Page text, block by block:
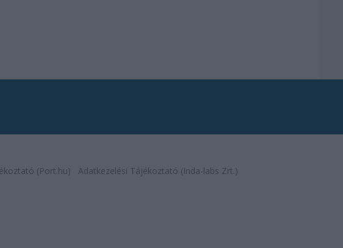
(Port.hu) Adatkezelési Tájékoztató (Inda-labs Zrt.)